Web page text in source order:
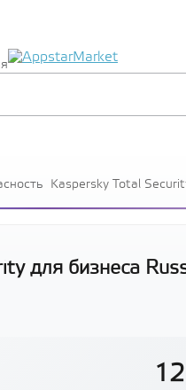
Kaspersky Total
для бизнеса